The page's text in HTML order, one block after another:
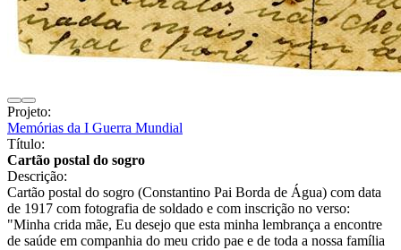
Projeto:
Memórias da I Guerra Mundial
Título:
Cartão postal do sogro
Descrição:
Cartão postal do sogro (Constantino Pai Borda de Água) com data
de 1917 com fotografia de soldado e com inscrição no verso:
"Minha crida mãe, Eu desejo que esta minha lembrança a encontre
de saúde em companhia do meu crido pae e de toda a nossa família